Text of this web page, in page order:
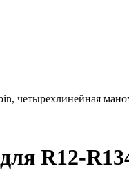
четырехлинейная
R12-